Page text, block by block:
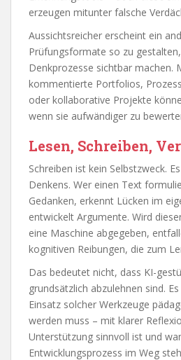
erzeugen mitunter falsche
Aussichtsreicher erscheint ein
Prüfungsformate so zu
Denkprozesse sichtbar machen.
kommentierte Portfolios,
oder kollaborative Projekte
wenn sie aufwändiger zu
Lesen, Schreiben,
Schreiben ist kein Selbstzweck.
Denkens. Wer einen Text
Gedanken, erkennt Lücken im
entwickelt Argumente. Wird
eine Maschine abgegeben,
kognitiven Reibungen, die zum
Das bedeutet nicht, dass KI-
grundsätzlich abzulehnen sind.
Einsatz solcher Werkzeuge
werden muss – mit klarer
Unterstützung sinnvoll ist und
Entwicklungsprozess im Weg